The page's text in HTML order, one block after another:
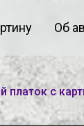
Об
платок с